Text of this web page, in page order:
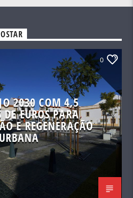
0
2030 COM 4,5
EUROS PARA
E REGENERAÇÃO